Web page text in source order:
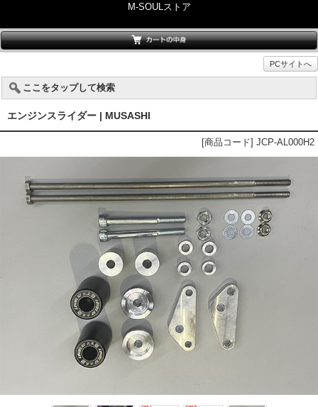
M-SOULストア
PCサイトへ
ここをタップして検索
エンジンスライダー | MUSASHI
[商品コード] JCP-AL000H2